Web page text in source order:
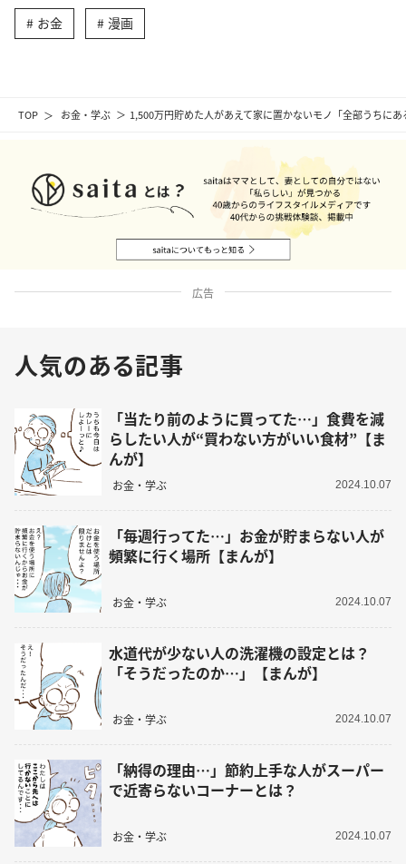
TOP お金・学ぶ 1,500万円貯めた人があえて家に置かないモノ「全部うちに
お金 漫画
広告
人気のある記事
「当たり前のように買ってた…」食費を減
らしたい人が“買わない方がいい食材”【ま
んが】
お金・学ぶ 2024.10.07
「毎週行ってた…」お金が貯まらない人が
頻繁に行く場所【まんが】
お金・学ぶ 2024.10.07
水道代が少ない人の洗濯機の設定とは？
「そうだったのか…」【まんが】
お金・学ぶ 2024.10.07
「納得の理由…」節約上手な人がスーパー
で近寄らないコーナーとは？
お金・学ぶ 2024.10.07